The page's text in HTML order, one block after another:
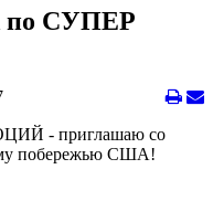
по СУПЕР
- приглашаю со
побережью США!